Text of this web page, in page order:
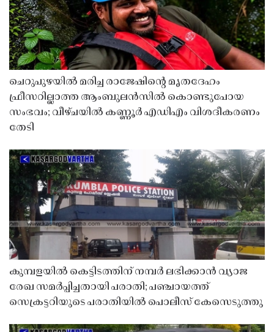
ചെറുപുഴയിൽ മരിച്ച രാജേഷിൻ്റെ മൃതദേഹം
ഫ്രീസറില്ലാത്ത ആംബുലൻസിൽ കൊണ്ടുപോയ
സംഭവം; വീഴ്ചയിൽ കണ്ണൂർ എഡിഎം വിശദീകരണം
തേടി
കുമ്പളയിൽ കെട്ടിടത്തിന് നമ്പർ ലഭിക്കാൻ വ്യാജ
രേഖ സമർപ്പിച്ചതായി പരാതി; പഞ്ചായത്ത്
സെക്രട്ടറിയുടെ പരാതിയിൽ പൊലീസ് കേസെടുത്തു